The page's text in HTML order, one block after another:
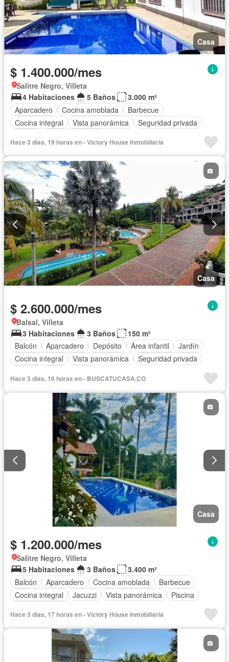
Casa
$ 1.400.000/mes
Salitre Negro, Villeta
4 Habitaciones
5 Baños
3.000 m²
Aparcadero
Cocina amoblada
Barbecue
Cocina integral
Vista panorámica
Seguridad privada
Hace 3 días, 19 horas en - Victory House Inmobiliaria
Casa
$ 2.600.000/mes
Balsal, Villeta
3 Habitaciones
3 Baños
150 m²
Balcón
Aparcadero Depósito Área infantil
Jardín
Cocina integral
Vista panorámica
Seguridad privada
Hace 3 días, 16 horas en - BUSCATUCASA.CO
Casa
$ 1.200.000/mes
Salitre Negro, Villeta
5 Habitaciones
3 Baños
3.400 m²
Balcón
Aparcadero Cocina amoblada
Barbecue
Cocina integral
Jacuzzi Vista panorámica
Piscina
Hace 3 días, 17 horas en - Victory House Inmobiliaria